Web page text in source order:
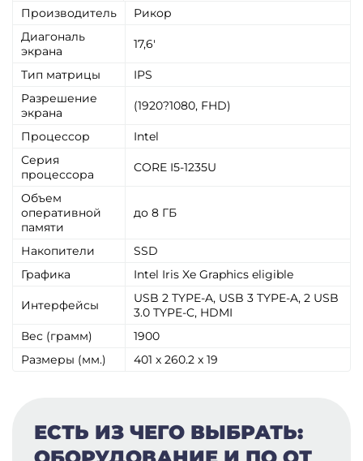
Производитель
Рикор
Диагональ
экрана
17,6'
Тип матрицы
IPS
Разрешение
экрана
(1920?1080, FHD)
Процессор
Intel
Серия
процессора
CORE I5-1235U
Объем
оперативной
памяти
до 8 ГБ
Накопители
SSD
Графика
Intel Iris Xe Graphics eligible
Интерфейсы
USB 2 TYPE-A, USB 3 TYPE-A, 2 USB
3.0 TYPE-C, HDMI
Вес (грамм)
1900
Размеры (мм.)
401 x 260.2 x 19
ЕСТЬ ИЗ ЧЕГО ВЫБРАТЬ: